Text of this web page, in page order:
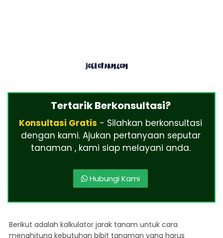
Tertarik Berkonsultasi?
Konsultasi Gratis - Silahkan berkonsultasi
dengan kami. Ajukan pertanyaan seputar
tanaman , kami siap melayani anda.
Hubungi Kami
Berikut adalah kalkulator jarak tanam untuk cara
menghitung kebutuhan bibit tanaman yang harus